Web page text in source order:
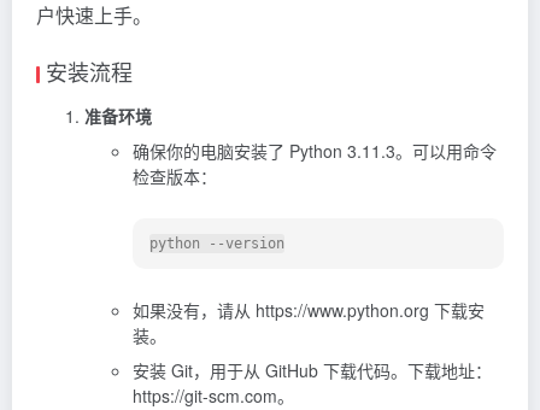
户快速上手。
安装流程
准备环境
确保你的电脑安装了 Python 3.11.3。可以用命令
检查版本：
如果没有，请从 https://www.python.org 下载安
装。
安装 Git，用于从 GitHub 下载代码。下载地址：
https://git-scm.com。